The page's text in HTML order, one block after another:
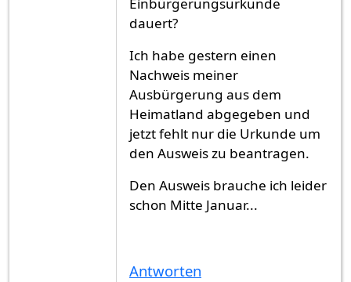
Einbürgerungsurkunde
dauert?
Ich habe gestern einen
Nachweis meiner
Ausbürgerung aus dem
Heimatland abgegeben und
jetzt fehlt nur die Urkunde um
den Ausweis zu beantragen.
Den Ausweis brauche ich leider
schon Mitte Januar...
Antworten